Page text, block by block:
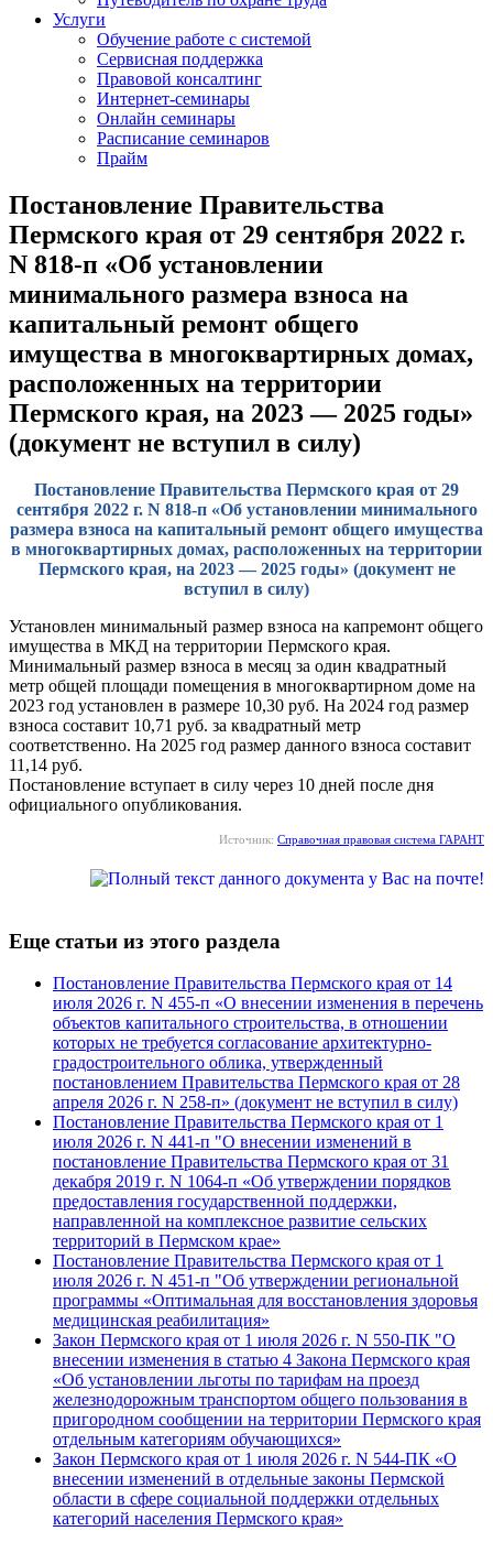
Услуги
Обучение работе с системой
Сервисная поддержка
Правовой консалтинг
Интернет-семинары
Онлайн семинары
Расписание семинаров
Прайм
Постановление Правительства
Пермского края от 29 сентября 2022 г.
N 818-п «Об установлении
минимального размера взноса на
капитальный ремонт общего
имущества в многоквартирных домах,
расположенных на территории
Пермского края, на 2023 — 2025 годы»
(документ не вступил в силу)
Постановление Правительства Пермского края от 29
сентября 2022 г. N 818-п «Об установлении минимального
размера взноса на капитальный ремонт общего имущества
в многоквартирных домах, расположенных на территории
Пермского края, на 2023 — 2025 годы» (документ не
вступил в силу)
Установлен минимальный размер взноса на капремонт общего
имущества в МКД на территории Пермского края.
Минимальный размер взноса в месяц за один квадратный
метр общей площади помещения в многоквартирном доме на
2023 год установлен в размере 10,30 руб. На 2024 год размер
взноса составит 10,71 руб. за квадратный метр
соответственно. На 2025 год размер данного взноса составит
11,14 руб.
Постановление вступает в силу через 10 дней после дня
официального опубликования.
Источник: Справочная правовая система ГАРАНТ
Еще статьи из этого раздела
Постановление Правительства Пермского края от 14
июля 2026 г. N 455-п «О внесении изменения в перечень
объектов капитального строительства, в отношении
которых не требуется согласование архитектурно-
градостроительного облика, утвержденный
постановлением Правительства Пермского края от 28
апреля 2026 г. N 258-п» (документ не вступил в силу)
Постановление Правительства Пермского края от 1
июля 2026 г. N 441-п "О внесении изменений в
постановление Правительства Пермского края от 31
декабря 2019 г. N 1064-п «Об утверждении порядков
предоставления государственной поддержки,
направленной на комплексное развитие сельских
территорий в Пермском крае»
Постановление Правительства Пермского края от 1
июля 2026 г. N 451-п "Об утверждении региональной
программы «Оптимальная для восстановления здоровья
медицинская реабилитация»
Закон Пермского края от 1 июля 2026 г. N 550-ПК "О
внесении изменения в статью 4 Закона Пермского края
«Об установлении льготы по тарифам на проезд
железнодорожным транспортом общего пользования в
пригородном сообщении на территории Пермского края
отдельным категориям обучающихся»
Закон Пермского края от 1 июля 2026 г. N 544-ПК «О
внесении изменений в отдельные законы Пермской
области в сфере социальной поддержки отдельных
категорий населения Пермского края»